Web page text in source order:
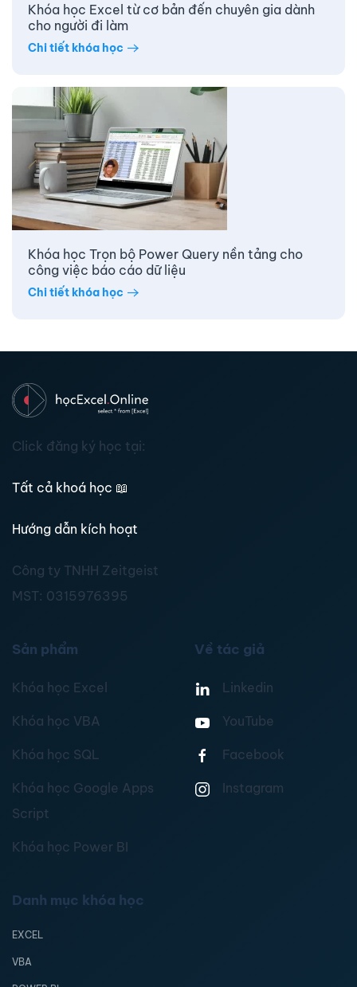
Khóa học Excel từ cơ bản đến chuyên gia dành
cho người đi làm
Chi tiết khóa học
Khóa học Trọn bộ Power Query nền tảng cho
công việc báo cáo dữ liệu
Chi tiết khóa học
Click đăng ký học tại:
Tất cả khoá học 📖
Hướng dẫn kích hoạt
Công ty TNHH Zeitgeist
MST: 0315976395
Sản phẩm
Khóa học Excel
Khóa học VBA
Khóa học SQL
Khóa học Google Apps
Script
Khóa học Power BI
Về tác giả
Linkedin
YouTube
Facebook
Instagram
Danh mục khóa học
EXCEL
VBA